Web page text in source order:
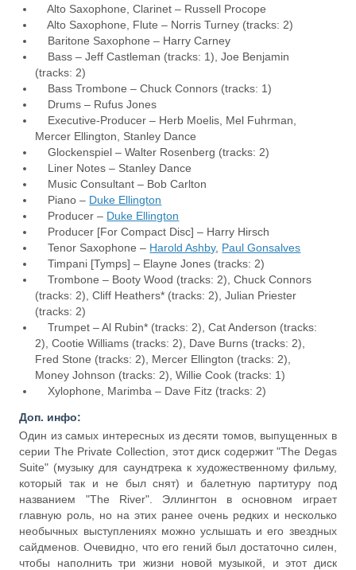
Alto Saxophone, Clarinet – Russell Procope
Alto Saxophone, Flute – Norris Turney (tracks: 2)
Baritone Saxophone – Harry Carney
Bass – Jeff Castleman (tracks: 1), Joe Benjamin
(tracks: 2)
Bass Trombone – Chuck Connors (tracks: 1)
Drums – Rufus Jones
Executive-Producer – Herb Moelis, Mel Fuhrman,
Mercer Ellington, Stanley Dance
Glockenspiel – Walter Rosenberg (tracks: 2)
Liner Notes – Stanley Dance
Music Consultant – Bob Carlton
Piano – Duke Ellington
Producer – Duke Ellington
Producer [For Compact Disc] – Harry Hirsch
Tenor Saxophone – Harold Ashby, Paul Gonsalves
Timpani [Tymps] – Elayne Jones (tracks: 2)
Trombone – Booty Wood (tracks: 2), Chuck Connors
(tracks: 2), Cliff Heathers* (tracks: 2), Julian Priester
(tracks: 2)
Trumpet – Al Rubin* (tracks: 2), Cat Anderson (tracks:
2), Cootie Williams (tracks: 2), Dave Burns (tracks: 2),
Fred Stone (tracks: 2), Mercer Ellington (tracks: 2),
Money Johnson (tracks: 2), Willie Cook (tracks: 1)
Xylophone, Marimba – Dave Fitz (tracks: 2)
Доп. инфо:
Один из самых интересных из десяти томов, выпущенных в
серии The Private Collection, этот диск содержит "The Degas
Suite" (музыку для саундтрека к художественному фильму,
который так и не был снят) и балетную партитуру под
названием "The River". Эллингтон в основном играет
главную роль, но на этих ранее очень редких и несколько
необычных выступлениях можно услышать и его звездных
сайдменов. Очевидно, что его гений был достаточно силен,
чтобы наполнить три жизни новой музыкой, и этот диск